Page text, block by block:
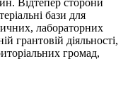
бази для
лабораторних
грантовій діяльності,
громад,